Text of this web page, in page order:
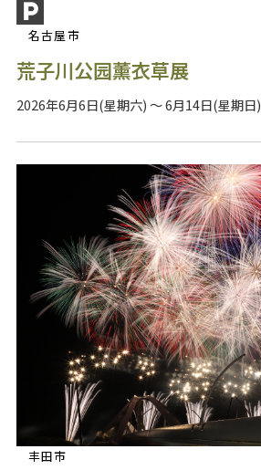
名古屋市
荒子川公园薰衣草展
2026年6月6日(星期六) ～ 6月14日(星期日)
丰田市